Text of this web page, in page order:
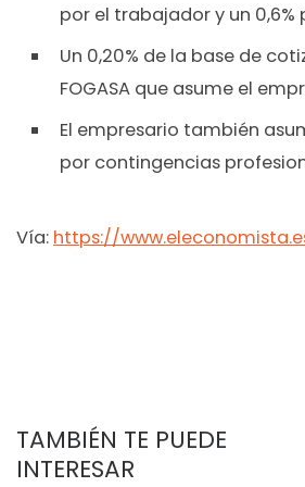
por el trabajador y un 0,6%
Un 0,20% de la base de
FOGASA que asume el
El empresario también
por contingencias
Vía: https://
TAMBIÉN TE PUEDE
INTERESAR